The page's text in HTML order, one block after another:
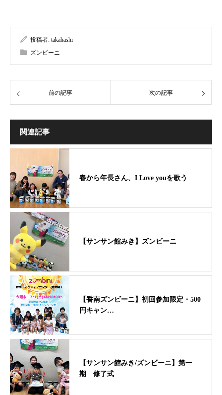
投稿者: takahashi
ズンビーニ
前の記事 次の記事
関連記事
春から年長さん、I Love youを歌う
【サンサン館みき】ズンビーニ
【香南ズンビーニ】初回参加限定・500
円キャン…
【サンサン館みき/ズンビーニ】第一
期 修了式